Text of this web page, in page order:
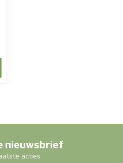
nieuwsbrief
acties